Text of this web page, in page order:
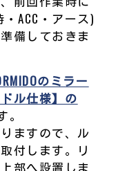
ACC・アース)
備しておきま
のミラー
ル仕様】の
ますので、ル
付します。リ
部へ設置しま